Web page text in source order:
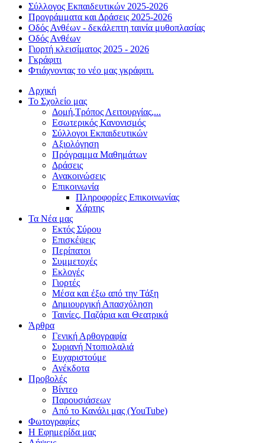
Σύλλογος Εκπαιδευτικών 2025-2026
Προγράμματα και Δράσεις 2025-2026
Οδός Ανθέων - δεκάλεπτη ταινία μυθοπλασίας
Οδός Ανθέων
Γιορτή κλεισίματος 2025 - 2026
Γκράφιτι
Φτιάχνοντας το νέο μας γκράφιτι.
Αρχική
Το Σχολείο μας
Δομή,Τρόπος Λειτουργίας,...
Εσωτερικός Κανονισμός
Σύλλογοι Εκπαιδευτικών
Αξιολόγηση
Πρόγραμμα Μαθημάτων
Δράσεις
Ανακοινώσεις
Επικοινωνία
Πληροφορίες Επικοινωνίας
Χάρτης
Τα Νέα μας
Εκτός Σύρου
Επισκέψεις
Περίπατοι
Συμμετοχές
Εκλογές
Γιορτές
Μέσα και έξω από την Τάξη
Δημιουργική Απασχόληση
Ταινίες, Παζάρια και Θεατρικά
Άρθρα
Γενική Αρθογραφία
Συριανή Ντοπιολαλιά
Ευχαριστούμε
Ανέκδοτα
Προβολές
Βίντεο
Παρουσιάσεων
Από το Κανάλι μας (YouTube)
Φωτογραφίες
Η Εφημερίδα μας